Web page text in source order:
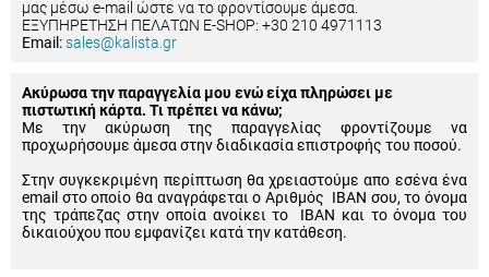
μας μέσω e-mail ώστε να το φροντίσουμε άμεσα.
ΕΞΥΠΗΡΕΤΗΣΗ ΠΕΛΑΤΩΝ E-SHOP: +30 210 4971113
Email:sales@kalista.gr
Ακύρωσα την παραγγελία μου ενώ είχα πληρώσει με
πιστωτική κάρτα. Τι πρέπει να κάνω;
Με την ακύρωση της παραγγελίας φροντίζουμε να
προχωρήσουμε άμεσα στην διαδικασία επιστροφής του ποσού.
Στην συγκεκριμένη περίπτωση θα χρειαστούμε απο εσένα ένα
email στο οποίο θα αναγράφεται ο Αριθμός IBAN σου, το όνομα
της τράπεζας στην οποία ανοίκει το IBAN και το όνομα του
δικαιούχου που εμφανίζει κατά την κατάθεση.